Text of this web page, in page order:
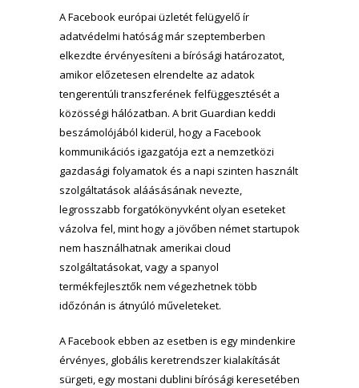
A Facebook európai üzletét felügyelő ír
adatvédelmi hatóság már szeptemberben
elkezdte érvényesíteni a bírósági határozatot,
amikor előzetesen elrendelte az adatok
tengerentúli transzferének felfüggesztését a
közösségi hálózatban. A brit Guardian keddi
beszámolójából kiderül, hogy a Facebook
kommunikációs igazgatója ezt a nemzetközi
gazdasági folyamatok és a napi szinten használt
szolgáltatások aláásásának nevezte,
legrosszabb forgatókönyvként olyan eseteket
vázolva fel, mint hogy a jövőben német startupok
nem használhatnak amerikai cloud
szolgáltatásokat, vagy a spanyol
termékfejlesztők nem végezhetnek több
időzónán is átnyúló műveleteket.
A Facebook ebben az esetben is egy mindenkire
érvényes, globális keretrendszer kialakítását
sürgeti, egy mostani dublini bírósági keresetében